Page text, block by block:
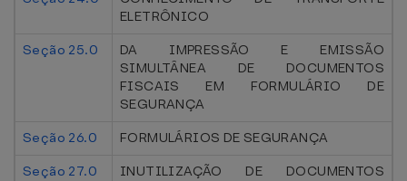
ELETRÔNICO
Seção 25.0
DA IMPRESSÃO E EMISSÃO
SIMULTÂNEA DE DOCUMENTOS
FISCAIS EM FORMULÁRIO DE
SEGURANÇA
Seção 26.0
FORMULÁRIOS DE SEGURANÇA
Seção 27.0
INUTILIZAÇÃO DE DOCUMENTOS